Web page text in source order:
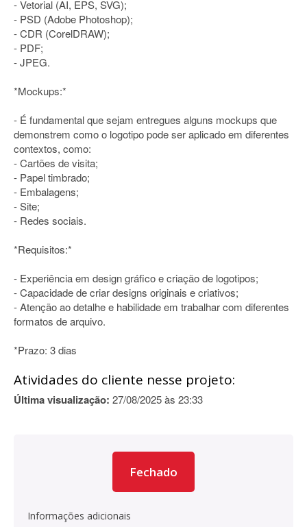
- Vetorial (AI, EPS, SVG);
- PSD (Adobe Photoshop);
- CDR (CorelDRAW);
- PDF;
- JPEG.
*Mockups:*
- É fundamental que sejam entregues alguns mockups que
demonstrem como o logotipo pode ser aplicado em diferentes
contextos, como:
- Cartões de visita;
- Papel timbrado;
- Embalagens;
- Site;
- Redes sociais.
*Requisitos:*
- Experiência em design gráfico e criação de logotipos;
- Capacidade de criar designs originais e criativos;
- Atenção ao detalhe e habilidade em trabalhar com diferentes
formatos de arquivo.
*Prazo: 3 dias
Atividades do cliente nesse projeto:
Última visualização: 27/08/2025 às 23:33
Fechado
Informações adicionais